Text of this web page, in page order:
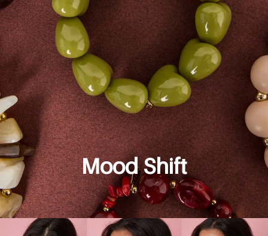
Mood Shift